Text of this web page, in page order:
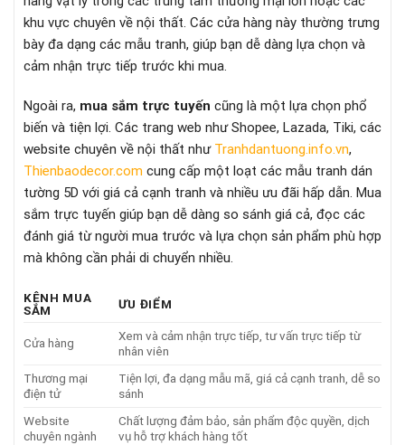
khu vực chuyên về nội thất. Các cửa hàng này thường trưng
bày đa dạng các mẫu tranh, giúp bạn dễ dàng lựa chọn và
cảm nhận trực tiếp trước khi mua.
Ngoài ra, mua sắm trực tuyến cũng là một lựa chọn phổ
biến và tiện lợi. Các trang web như Shopee, Lazada, Tiki, các
website chuyên về nội thất như Tranhdantuong.info.vn,
Thienbaodecor.com cung cấp một loạt các mẫu tranh dán
tường 5D với giá cả cạnh tranh và nhiều ưu đãi hấp dẫn. Mua
sắm trực tuyến giúp bạn dễ dàng so sánh giá cả, đọc các
đánh giá từ người mua trước và lựa chọn sản phẩm phù hợp
mà không cần phải di chuyển nhiều.
KÊNH MUA
SẮM
ƯU ĐIỂM
Cửa hàng
Xem và cảm nhận trực tiếp, tư vấn trực tiếp từ
nhân viên
Thương mại
điện tử
Tiện lợi, đa dạng mẫu mã, giá cả cạnh tranh, dễ so
sánh
Website
chuyên ngành
Chất lượng đảm bảo, sản phẩm độc quyền, dịch
vụ hỗ trợ khách hàng tốt